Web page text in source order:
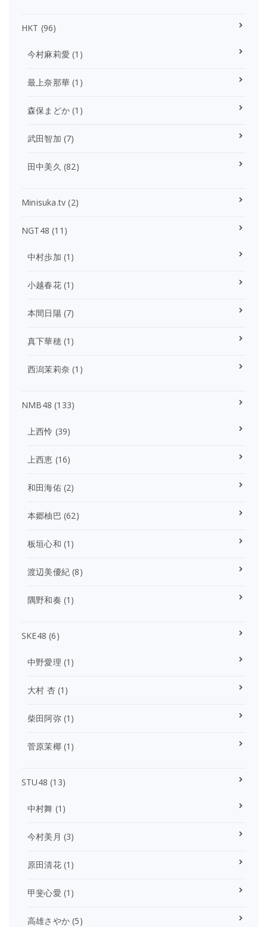
HKT (96)
今村麻莉愛 (1)
最上奈那華 (1)
森保まどか (1)
武田智加 (7)
田中美久 (82)
Minisuka.tv (2)
NGT48 (11)
中村歩加 (1)
小越春花(1)
本間日陽(7)
真下華穂(1)
西潟茉莉奈 (1)
NMB48 (133)
上西怜 (39)
上西恵 (16)
和田海佑(2)
本郷柚巴 (62)
板垣心和 (1)
渡辺美優紀 (8)
隅野和奏 (1)
SKE48 (6)
中野愛理 (1)
大村 杏(1)
柴田阿弥(1)
菅原茉椰(1)
STU48 (13)
中村舞 (1)
今村美月 (3)
原田清花(1)
甲斐心愛 (1)
高雄さやか (5)